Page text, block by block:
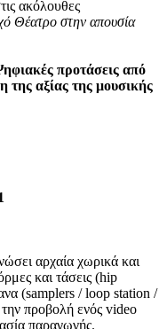
ακόλουθες
Θέατρο στην απουσία
προτάσεις από
της αξίας της μουσικής
αρχαία χωρικά και
και τάσεις (hip
(samplers / loop station /
προβολή ενός video
παραγωγής.